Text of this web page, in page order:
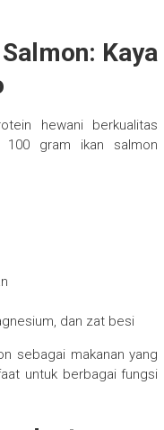
Kaya
hewani berkualitas
100 gram ikan salmon
dan zat besi
sebagai makanan yang
untuk berbagai fungsi